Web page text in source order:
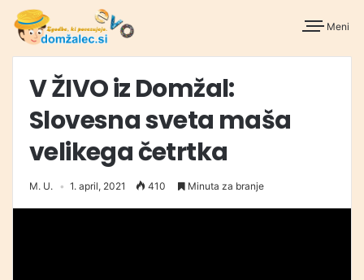
Meni
V ŽIVO iz Domžal:
Slovesna sveta maša
velikega četrtka
M. U. 1. april, 2021 410 Minuta za branje